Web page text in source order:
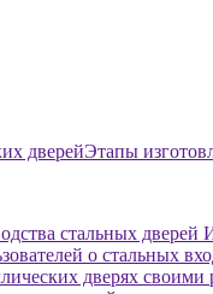
Этапы
стальных дверей
о стальных
дверях своими